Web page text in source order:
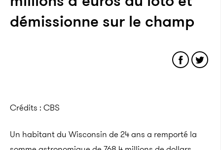
démissionne sur le champ
Crédits : CBS
Un habitant du Wisconsin de 24 ans a remporté la